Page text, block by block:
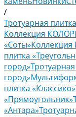
/
Тротуарная
Коллекция
«Соты»
плитка
город»
город»
плитка «Классико»
«Прямоугольник»
«Антара»